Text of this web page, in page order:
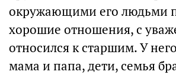
окружающими его людьми
хорошие отношения, с
относился к старшим. У
мама и папа, дети, семья